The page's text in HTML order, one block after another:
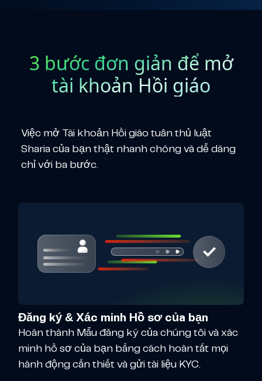
3 bước đơn giản để mở
tài khoản Hồi giáo
Việc mở Tài khoản Hồi giáo tuân thủ luật
Sharia của bạn thật nhanh chóng và dễ dàng
chỉ với ba bước.
Đăng ký & Xác minh Hồ sơ của bạn
Hoàn thành Mẫu đăng ký của chúng tôi và xác
minh hồ sơ của bạn bằng cách hoàn tất mọi
hành động cần thiết và gửi tài liệu KYC.